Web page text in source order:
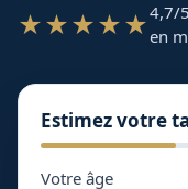
★★★★★4,7/
en
Estimez votre
Votre âge